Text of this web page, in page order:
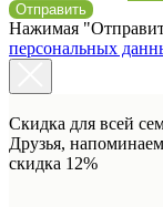
Отправить
Нажимая
персональных
Скидка для всей
Друзья,
скидка 12%